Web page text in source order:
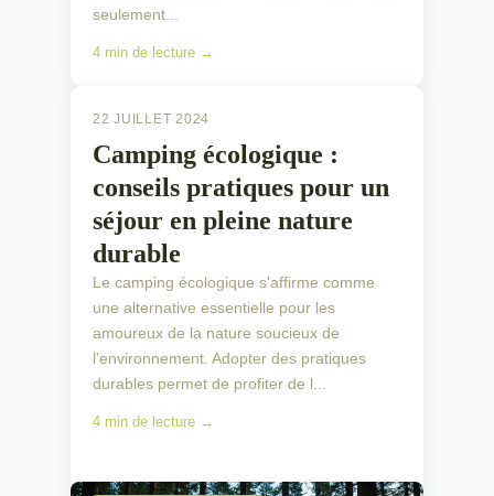
seulement...
4 min de lecture →
22 JUILLET 2024
Camping écologique :
conseils pratiques pour un
séjour en pleine nature
durable
Le camping écologique s'affirme comme
une alternative essentielle pour les
amoureux de la nature soucieux de
l'environnement. Adopter des pratiques
durables permet de profiter de l...
4 min de lecture →